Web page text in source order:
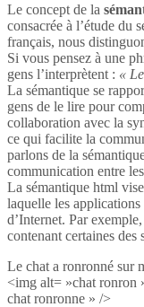
Le concept de la
consacrée à l’étude du
français, nous
Si vous pensez à une
gens l’interprètent : «
La sémantique se
gens de le lire pour
collaboration avec la
ce qui facilite la
parlons de la
communication entre
La sémantique html
laquelle les
d’Internet. Par
contenant certaines des
Le chat a ronronné sur
<img alt= »chat ronron
chat ronronne » />